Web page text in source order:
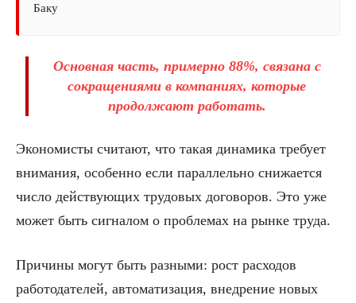
Баку
Основная часть, примерно 88%, связана с
сокращениями в компаниях, которые
продолжают работать.
Экономисты считают, что такая динамика требует
внимания, особенно если параллельно снижается
число действующих трудовых договоров. Это уже
может быть сигналом о проблемах на рынке труда.
Причины могут быть разными: рост расходов
работодателей, автоматизация, внедрение новых